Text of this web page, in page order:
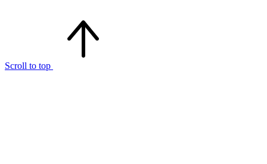
Scroll to top